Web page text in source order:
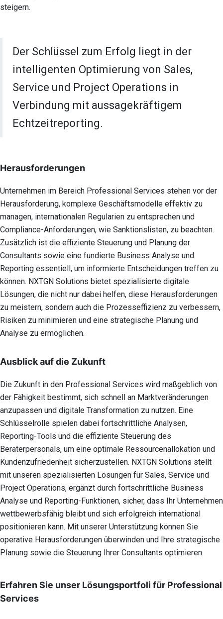
steigern.
Der Schlüssel zum Erfolg liegt in der
intelligenten Optimierung von Sales,
Service und Project Operations in
Verbindung mit aussagekräftigem
Echtzeitreporting.
Herausforderungen
Unternehmen im Bereich Professional Services stehen vor der
Herausforderung, komplexe Geschäftsmodelle effektiv zu
managen, internationalen Regularien zu entsprechen und
Compliance-Anforderungen, wie Sanktionslisten, zu beachten.
Zusätzlich ist die effiziente Steuerung und Planung der
Consultants sowie eine fundierte Business Analyse und
Reporting essentiell, um informierte Entscheidungen treffen zu
können. NXTGN Solutions bietet spezialisierte digitale
Lösungen, die nicht nur dabei helfen, diese Herausforderungen
zu meistern, sondern auch die Prozesseffizienz zu verbessern,
Risiken zu minimieren und eine strategische Planung und
Analyse zu ermöglichen.
Ausblick auf die Zukunft
Die Zukunft in den Professional Services wird maßgeblich von
der Fähigkeit bestimmt, sich schnell an Marktveränderungen
anzupassen und digitale Transformation zu nutzen. Eine
Schlüsselrolle spielen dabei fortschrittliche Analysen,
Reporting-Tools und die effiziente Steuerung des
Beraterpersonals, um eine optimale Ressourcenallokation und
Kundenzufriedenheit sicherzustellen. NXTGN Solutions stellt
mit unseren spezialisierten Lösungen für Sales, Service und
Project Operations, ergänzt durch fortschrittliche Business
Analyse und Reporting-Funktionen, sicher, dass Ihr Unternehmen
wettbewerbsfähig bleibt und sich erfolgreich international
positionieren kann. Mit unserer Unterstützung können Sie
operative Herausforderungen überwinden und Ihre strategische
Planung sowie die Steuerung Ihrer Consultants optimieren.
Erfahren Sie unser Lösungsportfoli für Professional
Services